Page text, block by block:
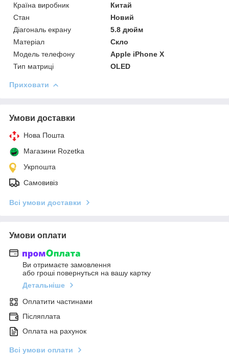
Країна виробник
Китай
Стан
Новий
Діагональ екрану
5.8 дюйм
Матеріал
Скло
Модель телефону
Apple iPhone X
Тип матриці
OLED
Приховати
Умови доставки
Нова Пошта
Магазини Rozetka
Укрпошта
Самовивіз
Всі умови доставки
Умови оплати
Ви отримаєте замовлення
або гроші повернуться на вашу картку
Детальніше
Оплатити частинами
Післяплата
Оплата на рахунок
Всі умови оплати